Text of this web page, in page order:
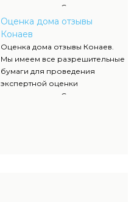
недвижимости. Список данных
документов, их отображение и
сканы можно отыскать в
разделе нашего сайта.
Оценка дома отзывы
Конаев
Оценка дома отзывы Конаев.
Мы имеем все разрешительные
бумаги для проведения
экспертной оценки
недвижимости. Список данных